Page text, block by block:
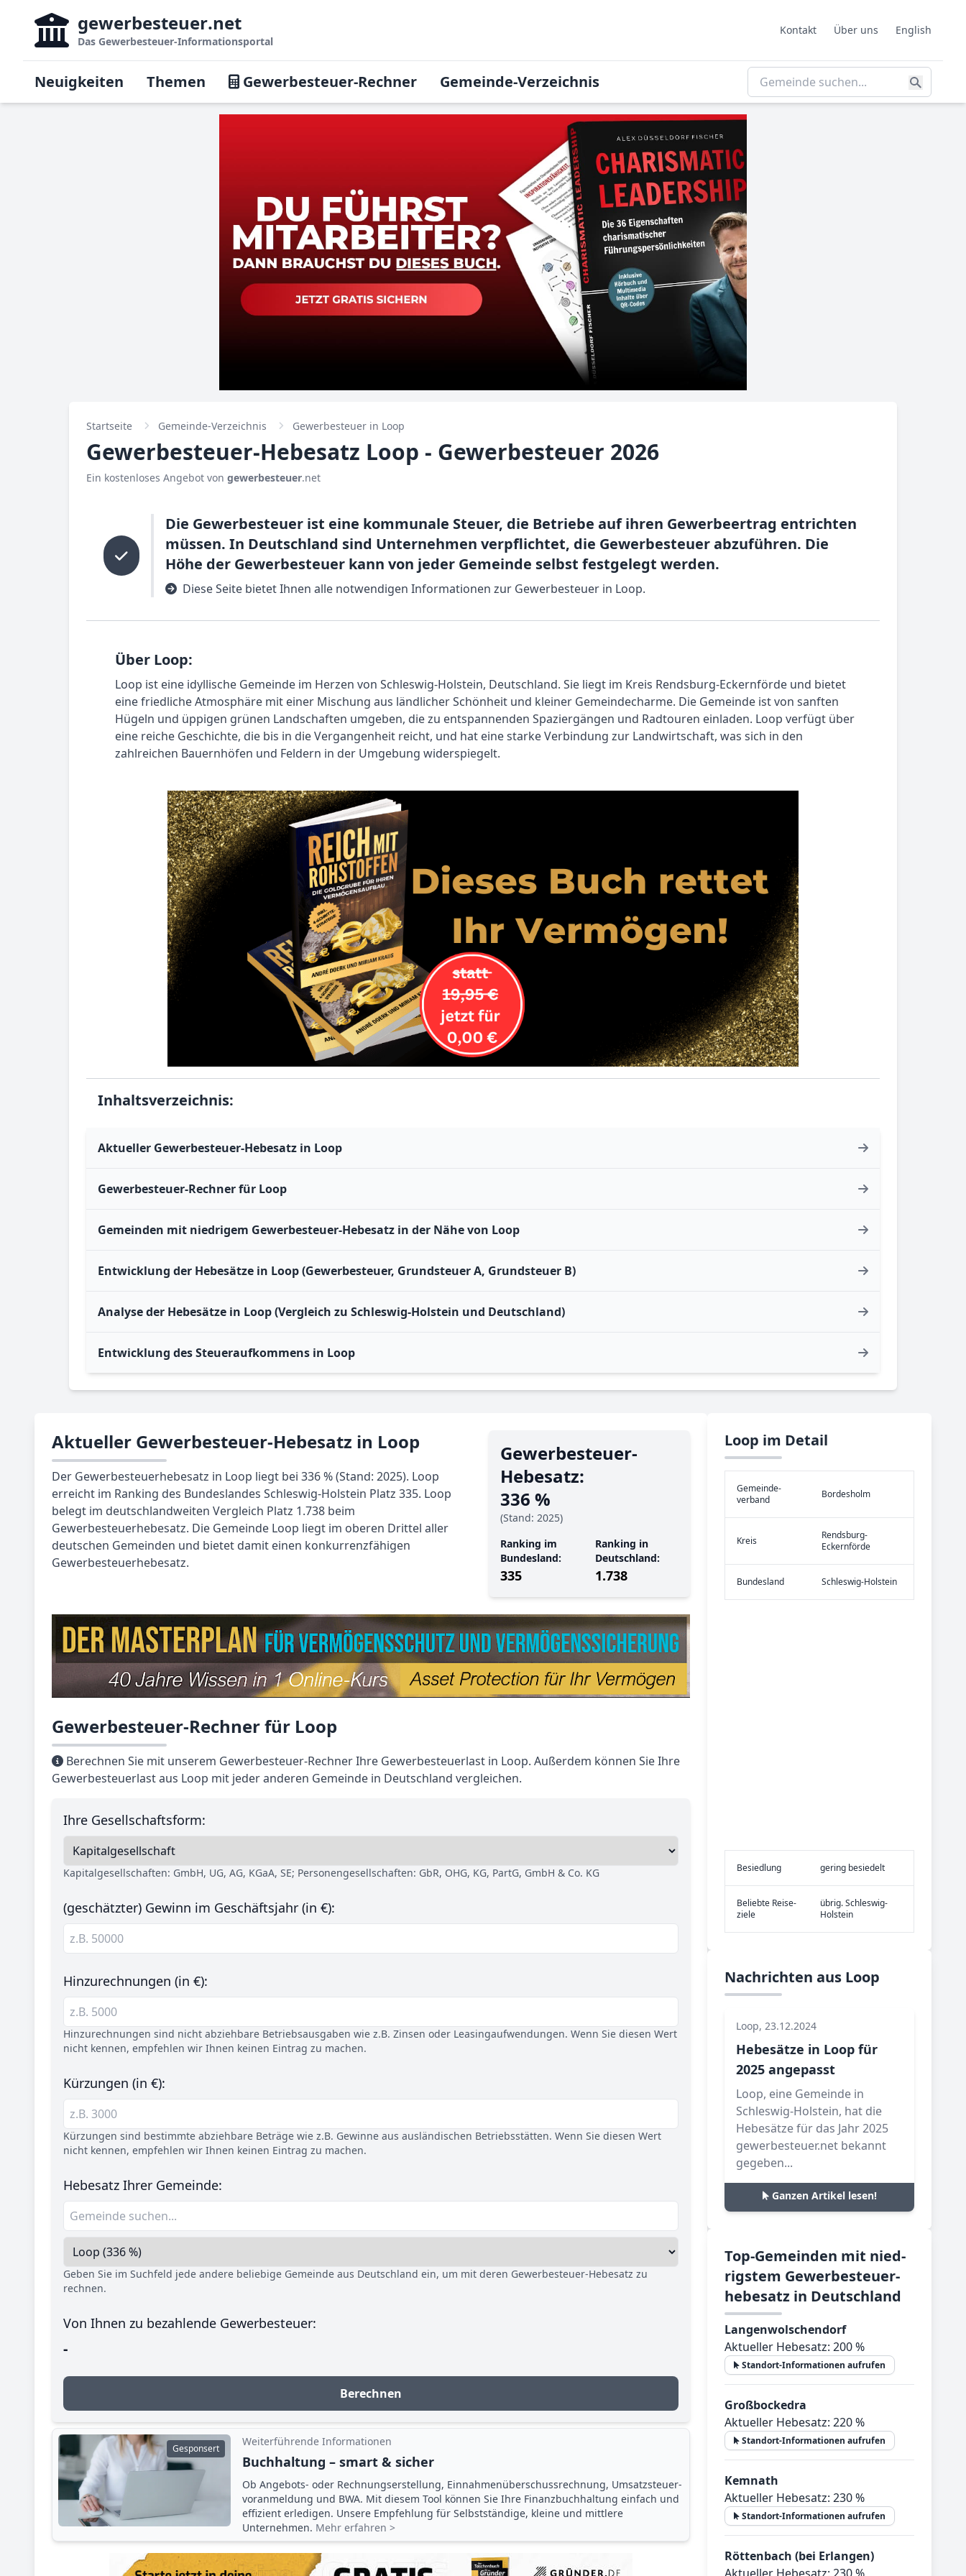
gewerbesteuer.net
Das Gewerbesteuer-Informationsportal
Kontakt Über uns English
Neuigkeiten Themen Gewerbesteuer-Rechner Gemeinde-Verzeichnis
Startseite Gemeinde-Verzeichnis Gewerbesteuer in Loop
Gewerbesteuer-Hebesatz Loop - Gewerbesteuer 2026
Ein kostenloses Angebot von gewerbesteuer.net
Die Gewerbesteuer ist eine kommunale Steuer, die Betriebe auf ihren Gewerbeertrag entrichten
müssen. In Deutschland sind Unternehmen verpflichtet, die Gewerbesteuer abzuführen. Die
Höhe der Gewerbesteuer kann von jeder Gemeinde selbst festgelegt werden.
Diese Seite bietet Ihnen alle notwendigen Informationen zur Gewerbesteuer in Loop.
Über Loop:
Loop ist eine idyllische Gemeinde im Herzen von Schleswig-Holstein, Deutschland. Sie liegt im Kreis Rendsburg-Eckernförde und bietet
eine friedliche Atmosphäre mit einer Mischung aus ländlicher Schönheit und kleiner Gemeindecharme. Die Gemeinde ist von sanften
Hügeln und üppigen grünen Landschaften umgeben, die zu entspannenden Spaziergängen und Radtouren einladen. Loop verfügt über
eine reiche Geschichte, die bis in die Vergangenheit reicht, und hat eine starke Verbindung zur Landwirtschaft, was sich in den
zahlreichen Bauernhöfen und Feldern in der Umgebung widerspiegelt.
Inhaltsverzeichnis:
Aktueller Gewerbesteuer-Hebesatz in Loop
Gewerbesteuer-Rechner für Loop
Gemeinden mit niedrigem Gewerbesteuer-Hebesatz in der Nähe von Loop
Entwicklung der Hebesätze in Loop (Gewerbesteuer, Grundsteuer A, Grundsteuer B)
Analyse der Hebesätze in Loop (Vergleich zu Schleswig-Holstein und Deutschland)
Entwicklung des Steueraufkommens in Loop
Aktueller Gewerbesteuer-Hebesatz in Loop
Der Gewerbesteuerhebesatz in Loop liegt bei 336 % (Stand: 2025). Loop
erreicht im Ranking des Bundeslandes Schleswig-Holstein Platz 335. Loop
belegt im deutschlandweiten Vergleich Platz 1.738 beim
Gewerbesteuerhebesatz. Die Gemeinde Loop liegt im oberen Drittel aller
deutschen Gemeinden und bietet damit einen konkurrenzfähigen
Gewerbesteuerhebesatz.
Gewerbe­steuer-
Hebe­satz:
336 %
(Stand: 2025)
Ranking im
Bundesland:
335
Ranking in
Deutschland:
1.738
Gewerbesteuer-Rechner für Loop
Berechnen Sie mit unserem Gewerbesteuer-Rechner Ihre Gewerbesteuerlast in Loop. Außerdem können Sie Ihre
Gewerbesteuerlast aus Loop mit jeder anderen Gemeinde in Deutschland vergleichen.
Ihre Gesellschaftsform:
Kapitalgesellschaften: GmbH, UG, AG, KGaA, SE; Personengesellschaften: GbR, OHG, KG, PartG, GmbH & Co. KG
(geschätzter) Gewinn im Geschäftsjahr (in €):
Hinzurechnungen (in €):
Hinzurechnungen sind nicht abziehbare Betriebsausgaben wie z.B. Zinsen oder Leasingaufwendungen. Wenn Sie diesen Wert
nicht kennen, empfehlen wir Ihnen keinen Eintrag zu machen.
Kürzungen (in €):
Kürzungen sind bestimmte abziehbare Beträge wie z.B. Gewinne aus ausländischen Betriebsstätten. Wenn Sie diesen Wert
nicht kennen, empfehlen wir Ihnen keinen Eintrag zu machen.
Hebesatz Ihrer Gemeinde:
Geben Sie im Suchfeld jede andere beliebige Gemeinde aus Deutschland ein, um mit deren Gewerbesteuer-Hebesatz zu
rechnen.
Von Ihnen zu bezahlende Gewerbesteuer:
-
Berechnen
Gesponsert
Weiterführende Informationen
Buchhaltung – smart & sicher
Ob Angebots- oder Rechnungserstellung, Einnahmenüberschuss­rechnung, Umsatzsteuer­
voranmeldung und BWA. Mit diesem Tool können Sie Ihre Finanz­buchhaltung einfach und
effizient erledigen. Unsere Empfehlung für Selbstständige, kleine und mittlere
Unternehmen. Mehr erfahren >
Loop im Detail
Gemeinde­
verband
Bordesholm
Kreis
Rendsburg-
Eckernförde
Bundes­land Schleswig-Holstein
Be­sied­lung gering besiedelt
Be­lieb­te Rei­se­
zie­le
übrig. Schleswig-
Holstein
Nachrichten aus Loop
Loop, 23.12.2024
Hebesätze in Loop für
2025 angepasst
Loop, eine Gemeinde in
Schleswig-Holstein, hat die
Hebesätze für das Jahr 2025
gewerbesteuer.net bekannt
gegeben...
Ganzen Artikel lesen!
Top-­Ge­mein­den mit nied­
rig­stem Ge­wer­be­steu­er­
he­be­satz in Deutsch­land
Langenwolschendorf
Aktueller Hebesatz: 200 %
Standort-Informationen aufrufen
Großbockedra
Aktueller Hebesatz: 220 %
Standort-Informationen aufrufen
Kemnath
Aktueller Hebesatz: 230 %
Standort-Informationen aufrufen
Röttenbach (bei Erlangen)